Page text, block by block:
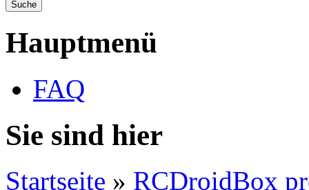
Hauptmenü
FAQ
Sie sind hier
Startseite » RCDroidBox